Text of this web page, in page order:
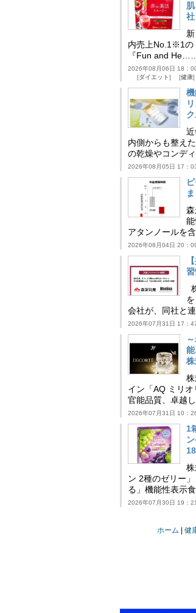
社
内売上No.1※1の
『Fun and He……
2026年08月06日 18：
ダイエット
健康
内側からも整え
の乾燥やコンデ
2026年08月05日 17：
アタンノールを
2026年08月04日 20：
会社が、同社と
2026年07月31日 17：
イン「AQ ミリ
官能品質、卓越
2026年07月31日 10：
1
ン 2種のゼリー
る」機能性表示
2026年07月30日 19：21
ホーム 健